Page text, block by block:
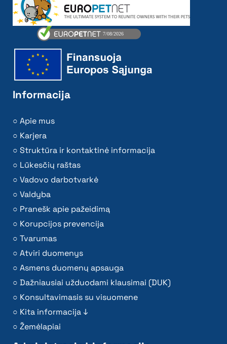
Informacija
Apie mus
Karjera
Struktūra ir kontaktinė informacija
Lūkesčių raštas
Vadovo darbotvarkė
Valdyba
Pranešk apie pažeidimą
Korupcijos prevencija
Tvarumas
Atviri duomenys
Asmens duomenų apsauga
Dažniausiai užduodami klausimai (DUK)
Konsultavimasis su visuomene
Kita informacija ↓
Žemėlapiai